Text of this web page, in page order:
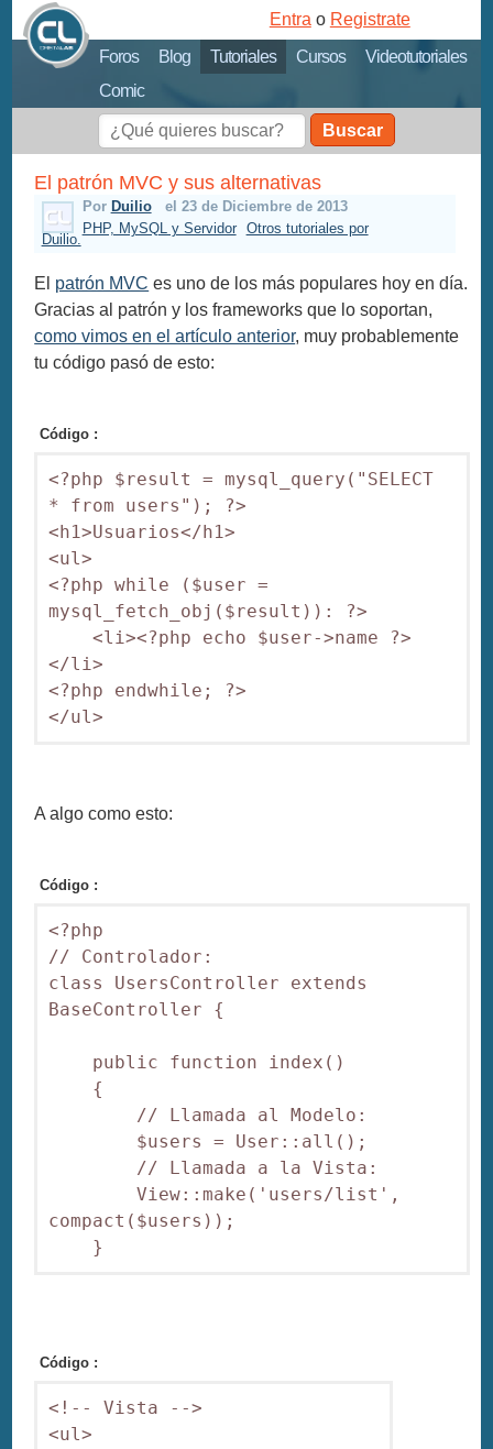
Foros Blog Tutoriales Cursos
Videotutoriales
Comic
Entra o Registrate
Buscar
El patrón MVC y sus alternativas
Por Duilio
el 23 de Diciembre de 2013
PHP, MySQL y Servidor
Otros tutoriales por
Duilio.
El patrón MVC es uno de los más populares hoy en día.
Gracias al patrón y los frameworks que lo soportan,
como vimos en el artículo anterior, muy probablemente
tu código pasó de esto:
Código :
<?php $result = mysql_query("SELECT
* from users"); ?>
<h1>Usuarios</h1>
<ul>
<?php while ($user =
mysql_fetch_obj($result)): ?>
<li><?php echo $user->name ?>
</li>
<?php endwhile; ?>
A algo como esto:
Código :
<?php
// Controlador:
class UsersController extends
BaseController {
public function index()
{
// Llamada al Modelo:
$users = User::all();
// Llamada a la Vista:
View::make('users/list',
compact($users));
Código :
<!-- Vista -->
<ul>